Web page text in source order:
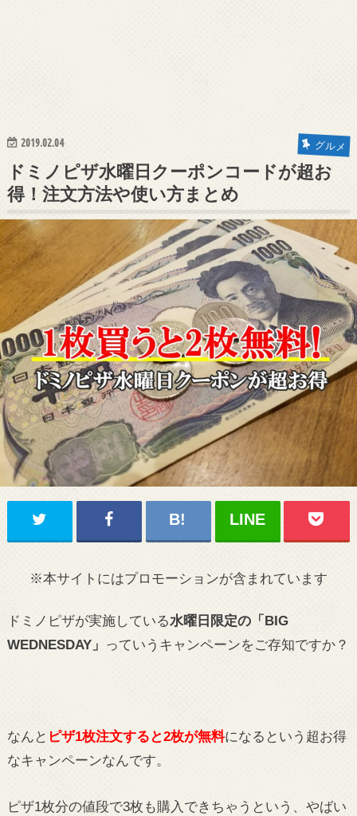
2019.02.04 グルメ
ドミノピザ水曜日クーポンコードが超お
得！注文方法や使い方まとめ
※本サイトにはプロモーションが含まれています
ドミノピザが実施している水曜日限定の「BIG
WEDNESDAY」 っていうキャンペーンをご存知ですか？
なんと ピザ1枚注文すると2枚が無料になるという超お得
なキャンペーンなんです。
ピザ1枚分の値段で3枚も購入できちゃうという、やばい